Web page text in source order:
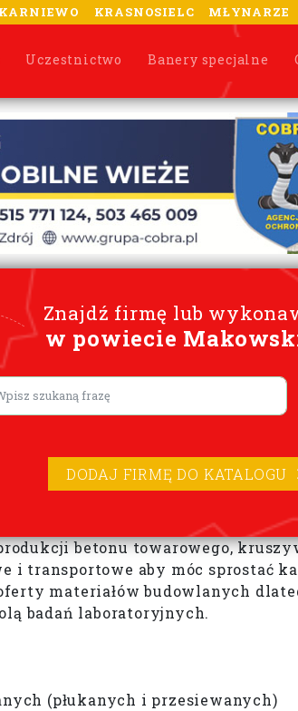
KARNIEWO KRASNOSIELC MŁYNARZE
Uczestnictwo Banery specjalne
Znajdź firmę lub
w powiecie
ipsum
DODAJ FIRMĘ DO KATALOGU
betonu towarowego,
i transportowe aby móc sprostać
materiałów budowlanych
badań laboratoryjnych.
(płukanych i przesiewanych)